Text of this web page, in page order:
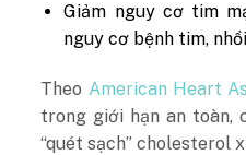
Giảm nguy cơ tim
nguy cơ bệnh tim,
Theo American Heart
trong giới hạn an toàn,
“quét sạch” cholesterol